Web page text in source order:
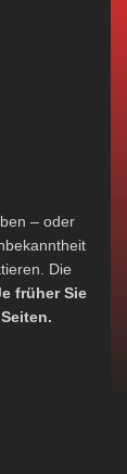
– oder
Die
früher Sie